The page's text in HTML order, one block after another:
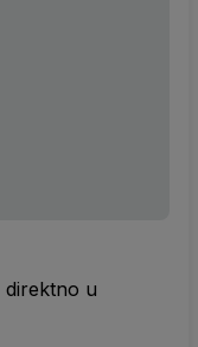
direktno u